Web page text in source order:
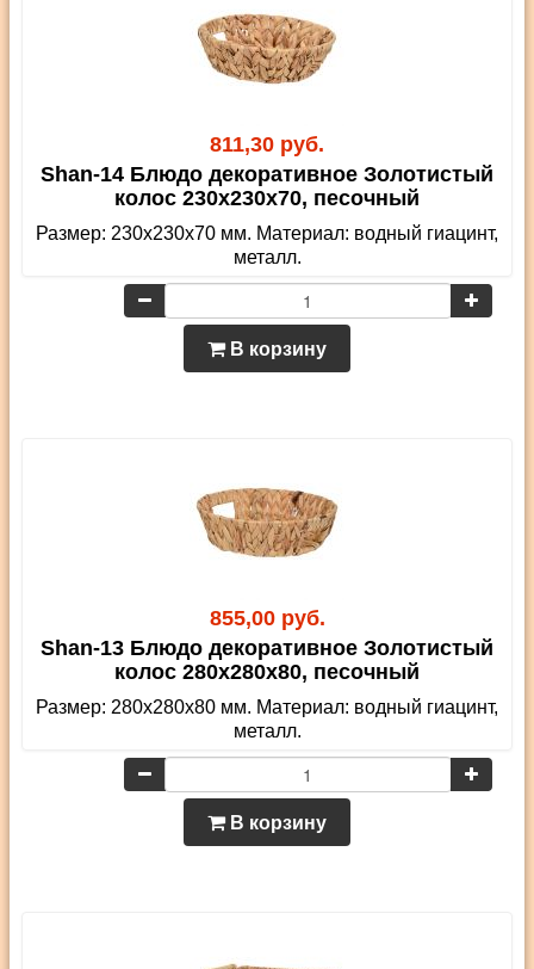
811,30 руб.
Shan-14 Блюдо декоративное Золотистый
колос 230х230х70, песочный
Размер: 230х230х70 мм. Материал: водный гиацинт,
металл.
В корзину
855,00 руб.
Shan-13 Блюдо декоративное Золотистый
колос 280х280х80, песочный
Размер: 280х280х80 мм. Материал: водный гиацинт,
металл.
В корзину